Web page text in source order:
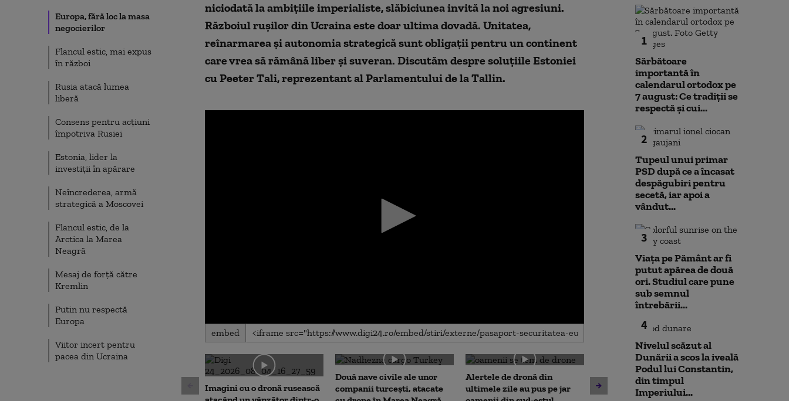
Europa, fără loc la masa
negocierilor
Flancul estic, mai expus
în război
Rusia atacă lumea
liberă
Consens pentru acțiuni
împotriva Rusiei
Estonia, lider la
investiții în apărare
Neîncrederea, armă
strategică a Moscovei
Flancul estic, de la
Arctica la Marea
Neagră
Mesaj de forță către
Kremlin
Putin nu respectă
Europa
Viitor incert pentru
pacea din Ucraina
niciodată la ambițiile imperialiste, slăbiciunea invită la noi agresiuni.
Războiul ruşilor din Ucraina este doar ultima dovadă. Unitatea,
reînarmarea și autonomia strategică sunt obligații pentru un continent
care vrea să rămână liber și suveran. Discutăm despre soluţiile Estoniei
cu Peeter Tali, reprezentant al Parlamentului de la Tallin.
0
seconds
0
seconds
Volume
90%
embed
Imagini cu o dronă rusească
Două nave civile ale unor
companii turcești, atacate
Alertele de dronă din
ultimele zile au pus pe jar
Emil Boc, primarul Clujului,
prezintă leacul pentru
1
Sărbătoare
importantă în
calendarul ortodox pe
7 august: Ce tradiții se
respectă și cui...
2
Tupeul unui primar
PSD după ce a încasat
despăgubiri pentru
secetă, iar apoi a
vândut...
3
Viața pe Pământ ar fi
putut apărea de două
ori. Studiul care pune
sub semnul
întrebării...
4
Nivelul scăzut al
Dunării a scos la iveală
Podul lui Constantin,
din timpul
Imperiului...